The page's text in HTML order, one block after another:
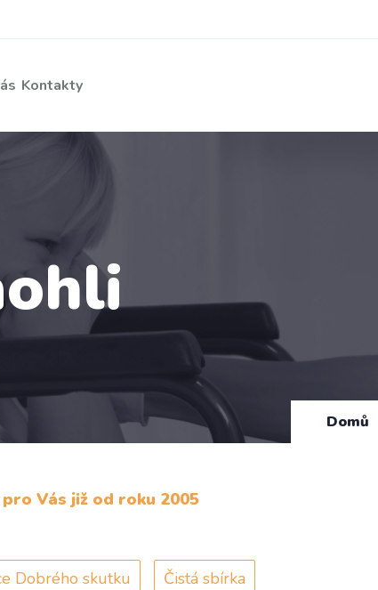
Kontakty
Domů
Vás již od roku 2005
Dobrého skutku Čistá sbírka